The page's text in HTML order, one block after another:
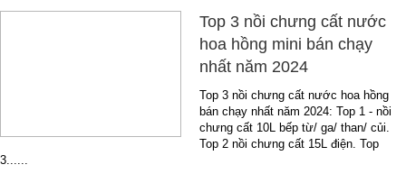
Top 3 nồi chưng cất nước
hoa hồng mini bán chạy
nhất năm 2024
Top 3 nồi chưng cất nước hoa hồng
bán chạy nhất năm 2024: Top 1 - nồi
chưng cất 10L bếp từ/ ga/ than/ củi.
Top 2 nồi chưng cất 15L điện. Top
3......